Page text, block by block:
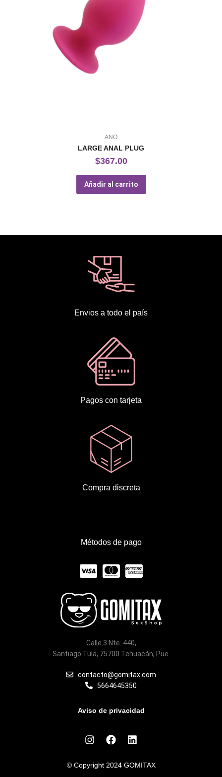
ANO
LARGE ANAL PLUG
$367.00
Añadir al carrito
Envios a todo el país
Pagos con tarjeta
Compra discreta
Métodos de pago
C
c
-
v
i
s
a
C
-
m
a
s
t
e
r
a
r
C
-
a
m
e
x
Calle 3 Nte. 440,
Santiago Tula, 75700 Tehuacán, Pue.
contacto@gomitax.com
5664645350
Aviso de privacidad
I
n
t
F
a
e
L
i
k
© Copyright 2024 GOMITAX